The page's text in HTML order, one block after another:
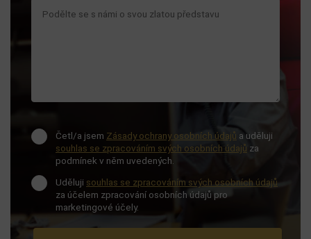
Četl/a jsem Zásady ochrany osobních údajů a uděluji
souhlas se zpracováním svých osobních údajů za
podmínek v něm uvedených.
Uděluji souhlas se zpracováním svých osobních údajů
za účelem zpracování osobních údajů pro
marketingové účely.